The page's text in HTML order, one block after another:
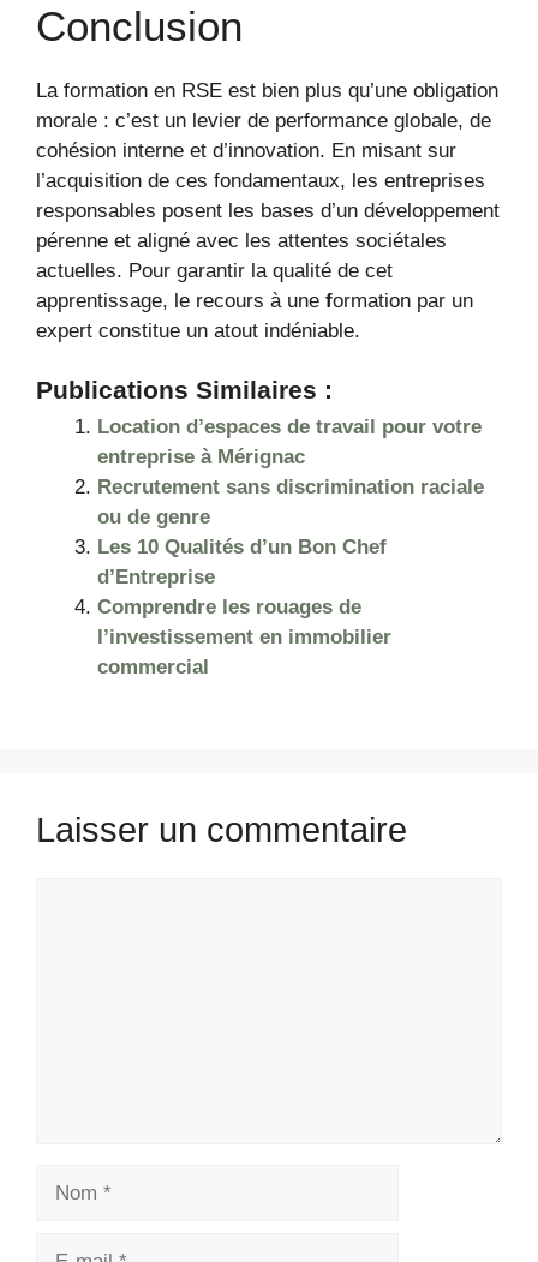
Conclusion
La formation en RSE est bien plus qu’une obligation
morale : c’est un levier de performance globale, de
cohésion interne et d’innovation. En misant sur
l’acquisition de ces fondamentaux, les entreprises
responsables posent les bases d’un développement
pérenne et aligné avec les attentes sociétales
actuelles. Pour garantir la qualité de cet
apprentissage, le recours à une formation par un
expert constitue un atout indéniable.
Publications Similaires :
Location d’espaces de travail pour votre
entreprise à Mérignac
Recrutement sans discrimination raciale
ou de genre
Les 10 Qualités d’un Bon Chef
d’Entreprise
Comprendre les rouages ​​de
l’investissement en immobilier
commercial
Laisser un commentaire